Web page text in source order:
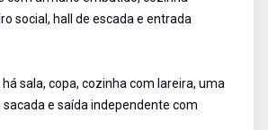
social, hall de escada e entrada
há sala, copa, cozinha com lareira, uma
e saída independente com